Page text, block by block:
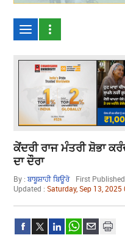
ਕੇਂਦਰੀ ਰਾਜ ਮੰਤਰੀ ਸ਼ੋਭਾ
ਦਾ ਦੌਰਾ
By :ਬਾਬੂਸ਼ਾਹੀ ਬਿਊਰੋ First
Updated :Saturday, Sep 13, 2025